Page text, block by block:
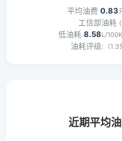
平均油费 0.83
工信部油耗
低油耗 8.58L/
油耗评级: （1.3